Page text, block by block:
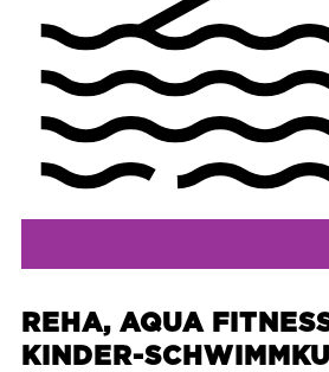
REHA, AQUA
KINDER-